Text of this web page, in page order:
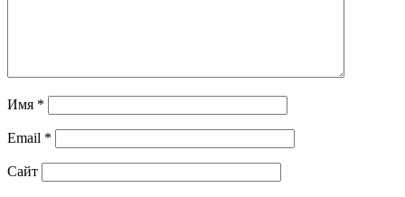
Имя *
Email *
Сайт